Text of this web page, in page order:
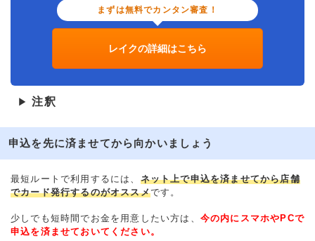
まずは無料でカンタン審査！
レイクの詳細はこちら
▶ 注釈
申込を先に済ませてから向かいましょう
最短ルートで利用するには、 ネット上で申込を済ませてから店舗
でカード発行するのがオススメです。
少しでも短時間でお金を用意したい方は、 今の内にスマホやPCで
申込を済ませておいてください。